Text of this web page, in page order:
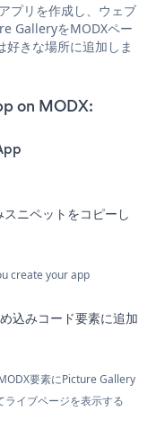
プリを作成し、ウェブ
GalleryをMODXペー
好きな場所に追加しま
on MODX:
ニペットをコピーし
create your app
込みコード要素に追加
要素にPicture Gallery
ライブページを表示する